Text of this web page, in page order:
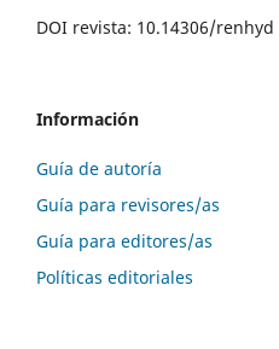
DOI revista: 10.14306/renhyd
Información
Guía de autoría
Guía para revisores/as
Guía para editores/as
Políticas editoriales